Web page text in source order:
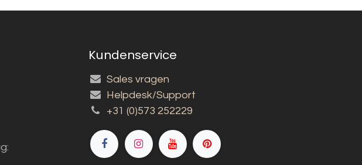
Kundenservice
Sales vragen
Helpdesk/Support
+31 (0)573 252229